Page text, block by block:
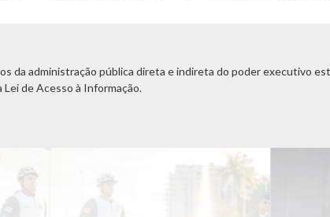
da administração pública direta e indireta do poder executivo
de Acesso à Informação.